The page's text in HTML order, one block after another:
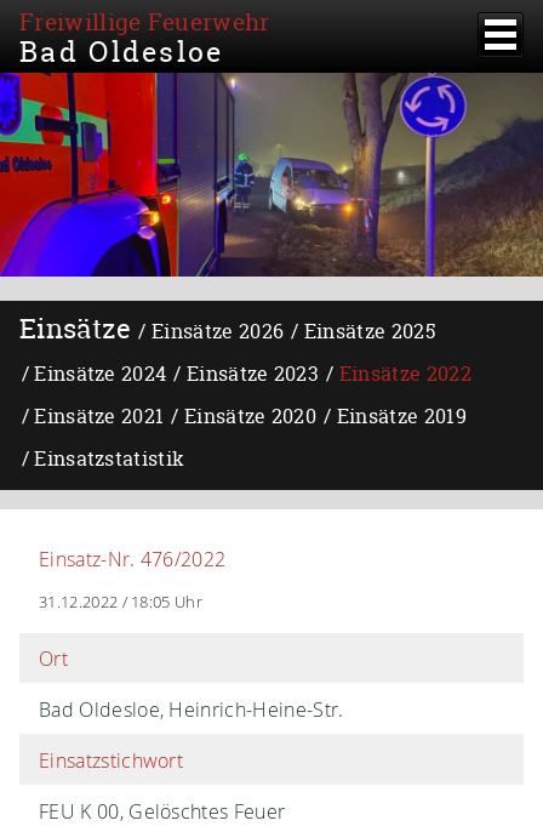
Freiwillige Feuerwehr
Bad Oldesloe
Einsätze Einsätze 2026
Einsätze 2025
Einsätze 2024
Einsätze 2023
Einsätze 2022
Einsätze 2021
Einsätze 2020
Einsätze 2019
Einsatzstatistik
Einsatz-Nr. 476/2022
31.12.2022 / 18:05 Uhr
Ort
Bad Oldesloe, Heinrich-Heine-Str.
Einsatzstichwort
FEU K 00, Gelöschtes Feuer